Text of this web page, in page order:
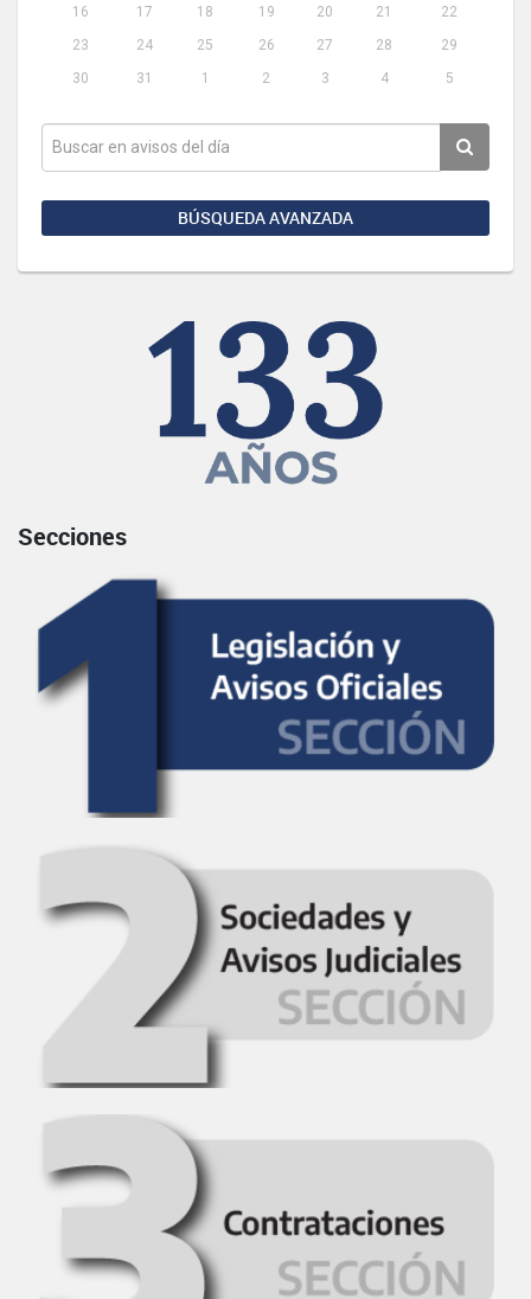
16
17 18 19 20 21
22
23
24 25 26 27 28
29
30
31 1 2 3 4 5
BÚSQUEDA AVANZADA
Secciones